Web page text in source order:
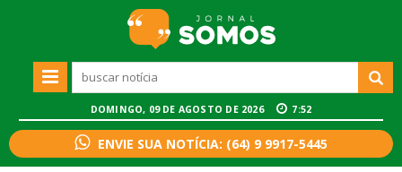
DOMINGO, 09 DE AGOSTO DE 2026 7:52
ENVIE SUA NOTÍCIA: (64) 9 9917-5445